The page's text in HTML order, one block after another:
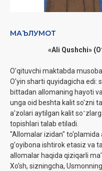
МАЪЛУМОТ
«Ali Qushchi»
O'qituvchi maktabda
O'yin sharti quyidagicha edi:
bittadan allomaning hayoti
unga oid beshta kalit so'zni
a'zolari aytilgan kalit
topishlari talab etiladi.
"Allomalar izidan" to'plamida
g'oyibona ishtirok etasiz va
allomalar haqida qiziqarli
Xo'sh, sizningcha,